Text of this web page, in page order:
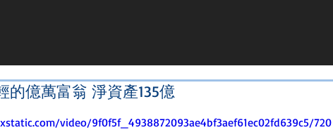
的億萬富翁 淨資產135億
video/9f0f5f_4938872093ae4bf3aef61ec02fd639c5/720